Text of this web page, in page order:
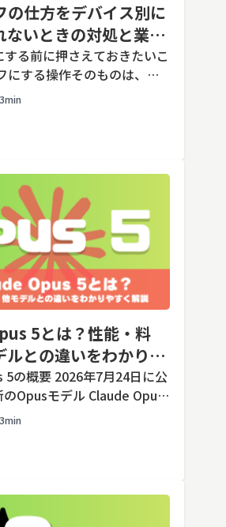
の仕方をデバイス別に
ないときの対処と業務
意点
る前に押さえておきたいこ
にする操作そのものは、ど
ップから数クリックで完了
3min
5とは？性能・料
ルとの違いをわかりや
5の概要 2026年7月24日に公
のOpusモデル Claude Opus
企業Anthropic（アンソロピ
3min